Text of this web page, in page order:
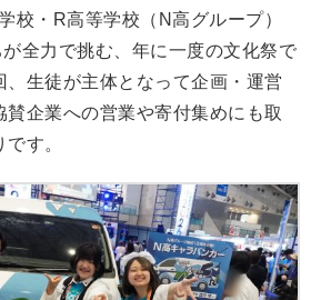
・R高等学校（N高グループ）
全力で挑む、年に一度の文化祭で
、生徒が主体となって企画・運営
賛企業への営業や寄付集めにも取
す。